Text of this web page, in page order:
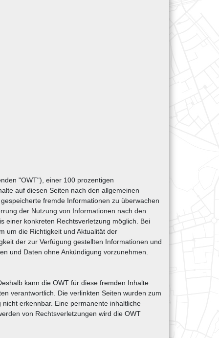
"OWT"), einer 100 prozentigen
auf diesen Seiten nach den allgemeinen
fremde Informationen zu überwachen
der Nutzung von Informationen nach den
einer konkreten Rechtsverletzung möglich. Bei
um die Richtigkeit und Aktualität der
der zur Verfügung gestellten Informationen und
und Daten ohne Ankündigung vorzunehmen.
kann die OWT für diese fremden Inhalte
verantwortlich. Die verlinkten Seiten wurden zum
erkennbar. Eine permanente inhaltliche
von Rechtsverletzungen wird die OWT